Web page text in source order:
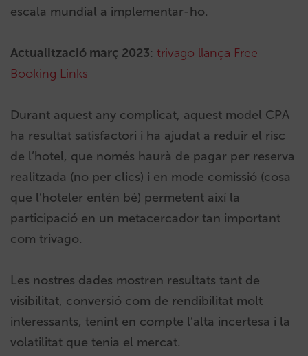
escala mundial a implementar-ho.
Actualització març 2023: trivago llança Free
Booking Links
Durant aquest any complicat, aquest model CPA
ha resultat satisfactori i ha ajudat a reduir el risc
de l’hotel, que només haurà de pagar per reserva
realitzada (no per clics) i en mode comissió (cosa
que l’hoteler entén bé) permetent així la
participació en un metacercador tan important
com trivago.
Les nostres dades mostren resultats tant de
visibilitat, conversió com de rendibilitat molt
interessants, tenint en compte l’alta incertesa i la
volatilitat que tenia el mercat.